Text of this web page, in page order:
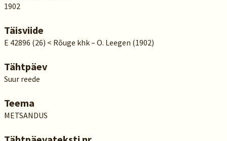
1902
Täisviide
E 42896 (26) < Rõuge khk – O. Leegen (1902)
Tähtpäev
Suur reede
Teema
METSANDUS